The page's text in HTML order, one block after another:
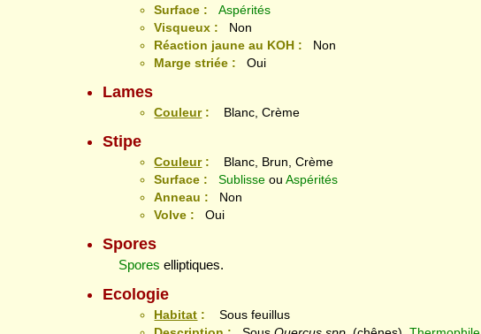
Surface :
Aspérités
Visqueux :
Non
Réaction jaune au KOH :
Non
Marge striée :
Oui
Lames
Couleur: Blanc, Crème
Stipe
Couleur:
Blanc, Brun, Crème
Surface :
Sublisseou Aspérités
Anneau :
Non
Volve :
Oui
Spores
Spores elliptiques.
Ecologie
Habitat :
Sous feuillus